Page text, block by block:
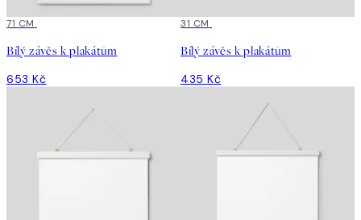
71 CM
Bílý závěs k plakátům
653 Kč
31 CM
Bílý závěs k plakátům
435 Kč